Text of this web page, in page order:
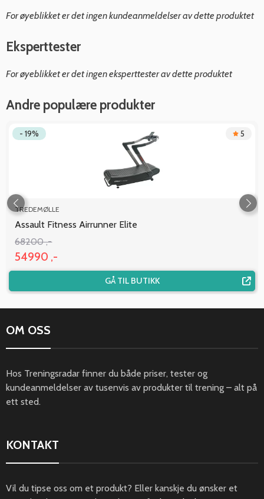
For øyeblikket er det ingen kundeanmeldelser av dette produktet
Eksperttester
For øyeblikket er det ingen eksperttester av dette produktet
Andre populære produkter
- 19% 5
TREDEMØLLE
Assault Fitness Airrunner Elite
68200 ,-
54990 ,-
GÅ TIL BUTIKK
OM OSS
Hos Treningsradar finner du både priser, tester og
kundeanmeldelser av tusenvis av produkter til trening – alt på
ett sted.
KONTAKT
Vil du tipse oss om et produkt? Eller kanskje du ønsker et